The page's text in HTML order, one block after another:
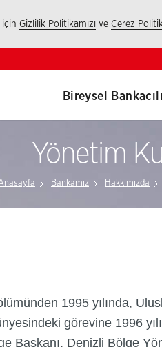
için Gizlilik Politikamızı ve Çerez
Bireysel
Yönetim
Bankamız Hakkımızda
1995 yılında,
görevine 1996
Başkanı, Denizli Bölge